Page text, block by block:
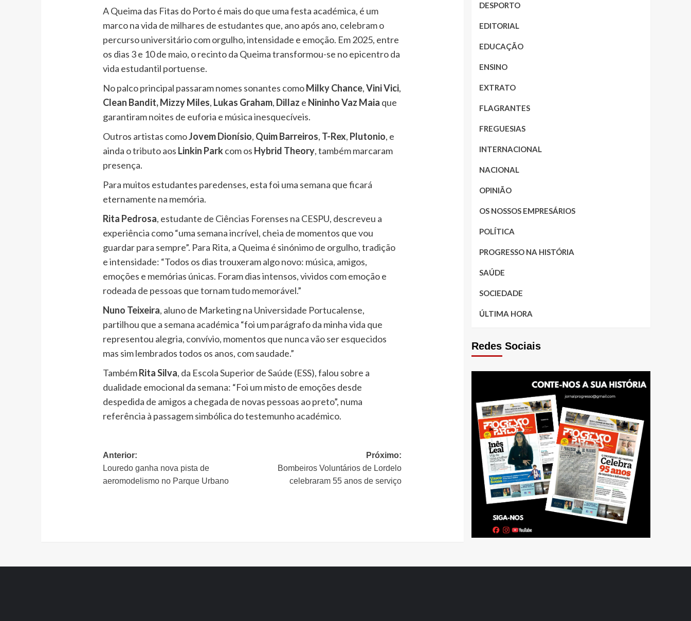
A Queima das Fitas do Porto é mais do que uma festa académica, é um
marco na vida de milhares de estudantes que, ano após ano, celebram o
percurso universitário com orgulho, intensidade e emoção. Em 2025, entre
os dias 3 e 10 de maio, o recinto da Queima transformou-se no epicentro da
vida estudantil portuense.
No palco principal passaram nomes sonantes comoMilky Chance,Vini Vici,
Clean Bandit, MizzyMiles, Lukas Graham, Dillaz e Nininho Vaz Maia que
garantiram noites de euforia e música inesquecíveis.
Outros artistas comoJovem Dionísio, Quim Barreiros, T-Rex, Plutonio, e
ainda o tributo aos Linkin Parkcom os Hybrid Theory, também marcaram
presença.
Para muitos estudantes paredenses, esta foi uma semana que ficará
eternamente na memória.
Rita Pedrosa, estudante de Ciências Forenses na CESPU, descreveu a
experiência como “uma semana incrível, cheia de momentos que vou
guardar para sempre”. Para Rita, a Queima é sinónimo de orgulho, tradição
e intensidade: “Todos os dias trouxeram algo novo: música, amigos,
emoções e memórias únicas. Foram dias intensos, vividos com emoção e
rodeada de pessoas que tornam tudo memorável.”
Nuno Teixeira, aluno de Marketing na Universidade Portucalense,
partilhou que a semana académica “foi um parágrafo da minha vida que
representou alegria, convívio, momentos que nunca vão ser esquecidos
mas sim lembrados todos os anos, com saudade.”
TambémRita Silva, da Escola Superior de Saúde (ESS), falou sobre a
dualidade emocional da semana: “Foi um misto de emoções desde
despedida de amigos a chegada de novas pessoas ao preto”, numa
referência à passagem simbólica do testemunho académico.
Navegação
de
Anterior:
Louredo ganha nova pista de
aeromodelismo no Parque Urbano
Próximo:
Bombeiros Voluntários de Lordelo
celebraram 55 anos de serviço
DESPORTO
EDITORIAL
EDUCAÇÃO
ENSINO
EXTRATO
FLAGRANTES
FREGUESIAS
INTERNACIONAL
NACIONAL
OPINIÃO
OS NOSSOS EMPRESÁRIOS
POLÍTICA
PROGRESSO NA HISTÓRIA
SAÚDE
SOCIEDADE
ÚLTIMA HORA
Redes Sociais